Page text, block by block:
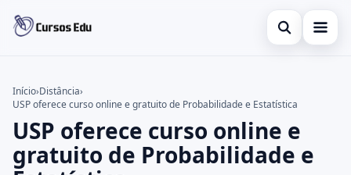
Abrir busca
Inglês
Idiomas
Buscar no site
Buscar por:
Início›Distância›
USP oferece curso online e gratuito de Probabilidade e Estatística
USP oferece curso online e
gratuito de Probabilidade e